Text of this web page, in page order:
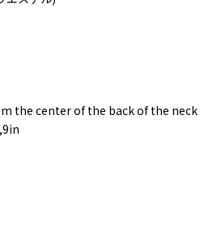
the center of the back of the neck